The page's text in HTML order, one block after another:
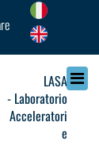
LASA
- Laboratorio
Acceleratori
e